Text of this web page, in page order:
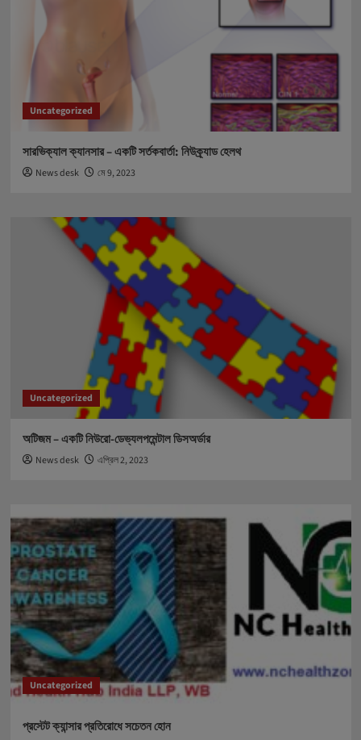
Uncategorized
সারভিক্যাল ক্যানসার – একটি সর্তকবার্তা: নিউক্র্যাড হেলথ
News desk মে 9, 2023
Uncategorized
অটিজম – একটি নিউরো-ডেভ্যলপমেন্টাল ডিসঅর্ডার
News desk এপ্রিল 2, 2023
Uncategorized
প্রস্টেট ক্যান্সার প্রতিরোধে সচেতন হোন